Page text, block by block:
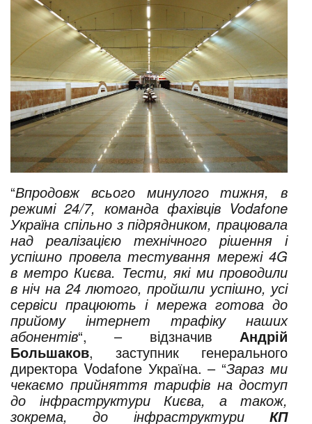
“Впродовж всього минулого тижня, в
режимі 24/7, команда фахівців Vodafone
Україна спільно з підрядником, працювала
над реалізацією технічного рішення і
успішно провела тестування мережі 4G
в метро Києва. Тести, які ми проводили
в ніч на 24 лютого, пройшли успішно, усі
сервіси працюють і мережа готова до
прийому інтернет трафіку наших
абонентів“, – відзначив Андрій
Большаков, заступник генерального
директора Vodafone Україна. – “Зараз ми
чекаємо прийняття тарифів на доступ
до інфраструктури Києва, а також,
зокрема, до інфраструктури КП